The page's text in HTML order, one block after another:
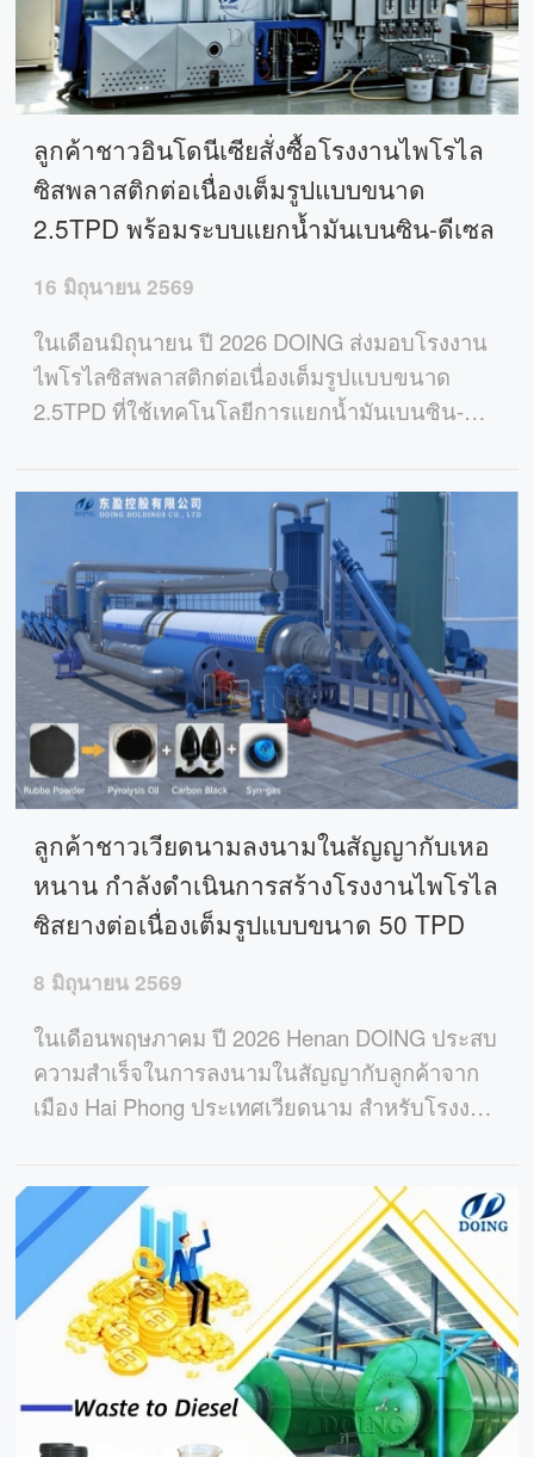
ลูกค้าชาวอินโดนีเซียสั่งซื้อโรงงานไพโรไล
ซิสพลาสติกต่อเนื่องเต็มรูปแบบขนาด
2.5TPD พร้อมระบบแยกน้ำมันเบนซิน-ดีเซล
16 มิถุนายน 2569
ในเดือนมิถุนายน ปี 2026 DOING ส่งมอบโรงงาน
ไพโรไลซิสพลาสติกต่อเนื่องเต็มรูปแบบขนาด
2.5TPD ที่ใช้เทคโนโลยีการแยกน้ำมันเบนซิน-
ปกป้องส่วนประกอบต่างๆ
ลูกค้าชาวเวียดนามลงนามในสัญญากับเหอ
หนาน กำลังดำเนินการสร้างโรงงานไพโรไล
ซิสยางต่อเนื่องเต็มรูปแบบขนาด 50 TPD
8 มิถุนายน 2569
ในเดือนพฤษภาคม ปี 2026 Henan DOING ประสบ
ความสำเร็จในการลงนามในสัญญากับลูกค้าจาก
เมือง Hai Phong ประเทศเวียดนาม สำหรับโรงงาน
ให้เป็นน้ำมันเชื้อเพลิงอันมีค่าและคาร์บอนแบล็ค